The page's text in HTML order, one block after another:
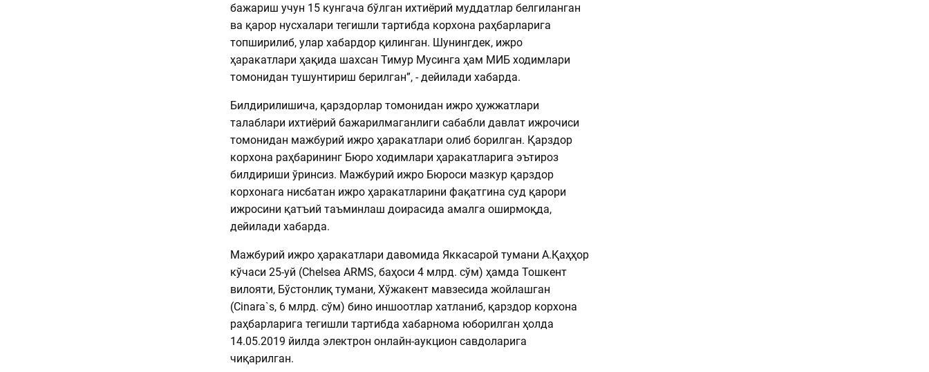
бажариш учун 15 кунгача бўлган ихтиёрий муддатлар белгиланган
ва қарор нусхалари тегишли тартибда корхона раҳбарларига
топширилиб, улар хабардор қилинган. Шунингдек, ижро
ҳаракатлари ҳақида шахсан Тимур Мусинга ҳам МИБ ходимлари
томонидан тушунтириш берилган”, - дейилади хабарда.
Билдирилишича, қарздорлар томонидан ижро ҳужжатлари
талаблари ихтиёрий бажарилмаганлиги сабабли давлат ижрочиси
томонидан мажбурий ижро ҳаракатлари олиб борилган. Қарздор
корхона раҳбарининг Бюро ходимлари ҳаракатларига эътироз
билдириши ўринсиз. Мажбурий ижро Бюроси мазкур қарздор
корхонага нисбатан ижро ҳаракатларини фақатгина суд қарори
ижросини қатъий таъминлаш доирасида амалга оширмоқда,
дейилади хабарда.
Мажбурий ижро ҳаракатлари давомида Яккасарой тумани А.Қаҳҳор
кўчаси 25-уй (Chelsea ARMS, баҳоси 4 млрд. сўм) ҳамда Тошкент
вилояти, Бўстонлиқ тумани, Хўжакент мавзесида жойлашган
(Cinara`s, 6 млрд. сўм) бино иншоотлар хатланиб, қарздор корхона
раҳбарларига тегишли тартибда хабарнома юборилган ҳолда
14.05.2019 йилда электрон онлайн-аукцион савдоларига
чиқарилган.